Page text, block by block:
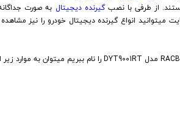
از طرفی با نصبگیرنده دیجیتال به صورت
میتوانید انواع گیرنده دیجیتال خودرو را نیز